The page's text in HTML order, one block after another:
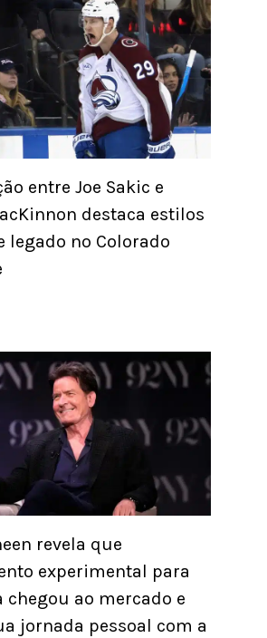
entre Joe Sakic e
destaca estilos
legado no Colorado
revela que
experimental para
chegou ao mercado e
jornada pessoal com a